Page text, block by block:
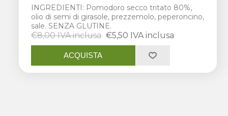
INGREDIENTI: Pomodoro secco tritato 80%,
olio di semi di girasole, prezzemolo, peperoncino,
sale. SENZA GLUTINE.
€8,00 IVA inclusa €5,50 IVA inclusa
ACQUISTA